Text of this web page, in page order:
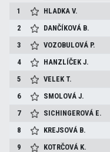
1 HLADKAV.
2
DANČÍKOVÁ B.
3
VOZOBULOVÁ P.
4
HANZLÍČEKJ.
5
VELEK T.
6
SMOLOVÁJ.
7
SICHINGEROVÁ E.
8
KREJSOVÁ B.
9
KOTRČOVÁ K.